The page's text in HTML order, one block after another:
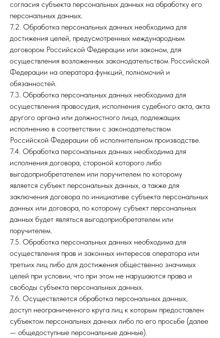
согласия субъекта персональных данных на обработку его
персональных данных.
7.2. Обработка персональных данных необходима для
достижения целей, предусмотренных международным
договором Российской Федерации или законом, для
осуществления возложенных законодательством Российской
Федерации на оператора функций, полномочий и
обязанностей.
7.3. Обработка персональных данных необходима для
осуществления правосудия, исполнения судебного акта, акта
другого органа или должностного лица, подлежащих
исполнению в соответствии с законодательством
Российской Федерации об исполнительном производстве.
7.4. Обработка персональных данных необходима для
исполнения договора, стороной которого либо
выгодоприобретателем или поручителем по которому
является субъект персональных данных, а также для
заключения договора по инициативе субъекта персональных
данных или договора, по которому субъект персональных
данных будет являться выгодоприобретателем или
поручителем.
7.5. Обработка персональных данных необходима для
осуществления прав и законных интересов оператора или
третьих лиц либо для достижения общественно значимых
целей при условии, что при этом не нарушаются права и
свободы субъекта персональных данных.
7.6. Осуществляется обработка персональных данных,
доступ неограниченного круга лиц к которым предоставлен
субъектом персональных данных либо по его просьбе (далее
— общедоступные персональные данные).